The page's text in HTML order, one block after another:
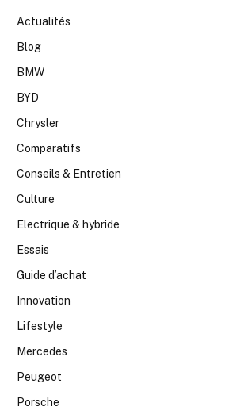
Actualités
Blog
BMW
BYD
Chrysler
Comparatifs
Conseils & Entretien
Culture
Electrique & hybride
Essais
Guide d’achat
Innovation
Lifestyle
Mercedes
Peugeot
Porsche